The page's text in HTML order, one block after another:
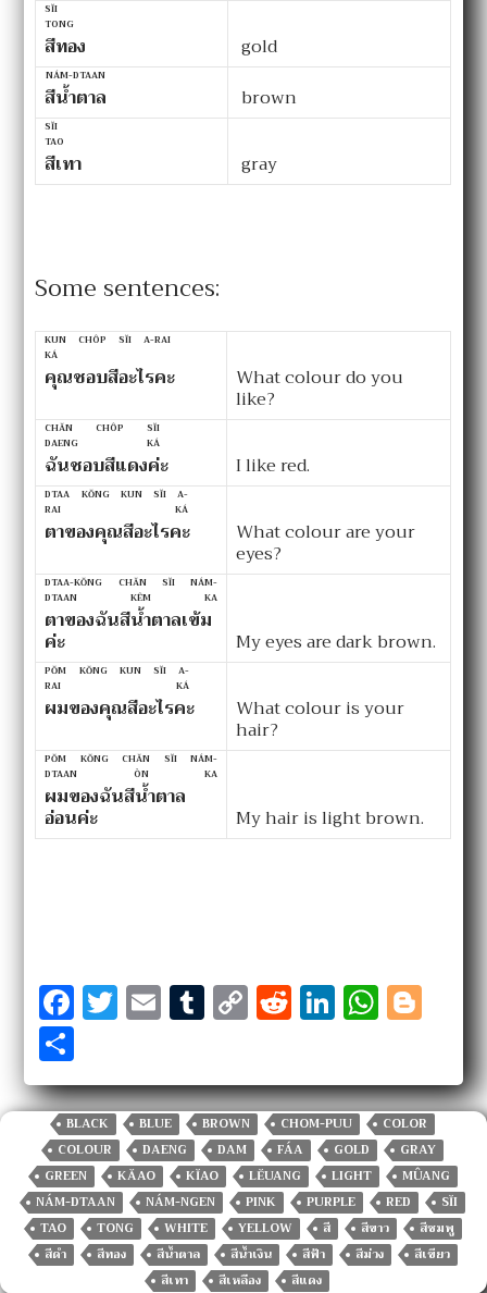
สีทอง
SĬI
TONG
gold
สีน้ำตาล
NÁM-DTAAN
brown
สีเทา
SĬI
TAO
gray
Some sentences:
คุณชอบสีอะไรคะ
KUN CHÔP SĬI A-RAI
KÁ
What colour do you
like?
ฉันชอบสีแดงค่ะ
CHĂN CHÔP SĬI
DAENG KÁ
I like red.
ตาของคุณสีอะไรคะ
DTAA KŎNG KUN SĬI A-
RAI KÁ
What colour are your
eyes?
ตาของฉันสีน้ำตาลเข้ม
ค่ะ
DTAA-KŎNG CHĂN SĬI NÁM-
DTAAN KÊM KA
My eyes are dark brown.
ผมของคุณสีอะไรคะ
PŎM KŎNG KUN SĬI A-
RAI KÁ
What colour is your
hair?
ผมของฉันสีน้ำตาล
อ่อนค่ะ
PŎM KŎNG CHĂN SĬI NÁM-
DTAAN ÒN KA
My hair is light brown.
F
a
c
e
b
o
o
k
T
w
it
te
r
E
m
ai
l
T
u
m
bl
r
C
o
p
y
Li
n
k
R
e
d
di
t
Li
n
k
e
dI
n
W
h
at
s
A
p
p
g
g
er
h
ar
e
BLACK BLUE BROWN CHOM-PUU
COLOR
COLOUR
DAENG DAM FÁA GOLD
GRAY
GREEN
KĂAO KĬAO LĔUANG LIGHT
MÛANG
NÁM-DTAAN
NÁM-NGEN PINK PURPLE RED
SĬI
TAO
TONG WHITE YELLOW สี สีขาว
สีชมพู
สีดำ
สีทอง สีน้ำตาล สีน้ำเงิน สีฟ้า สีม่วง
สีเขียว
สีเทา
สีเหลือง สีแดง